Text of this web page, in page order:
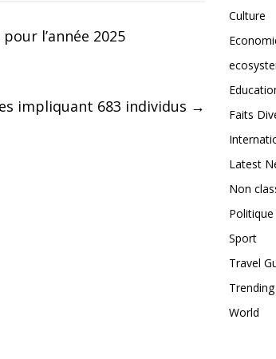
l’année 2025
impliquant 683 individus →
Culture
Faits
Latest
Non
Politique
Sport
Travel
World